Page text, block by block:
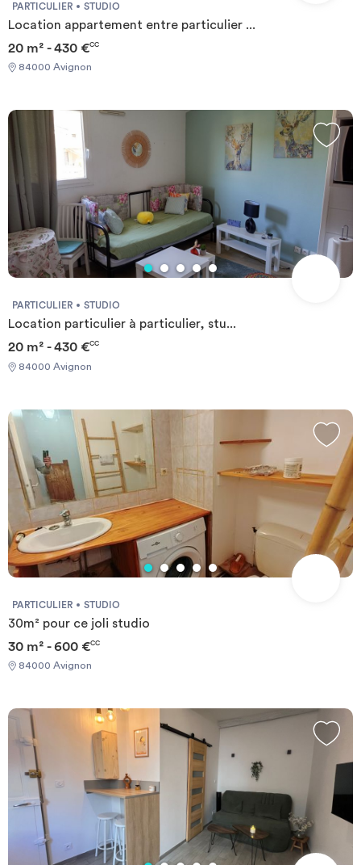
PARTICULIER STUDIO
Location appartement entre particulier ...
20 m² - 430 €CC
84000 Avignon
PARTICULIER STUDIO
Location particulier à particulier, stu...
20 m² - 430 €CC
84000 Avignon
PARTICULIER STUDIO
30m² pour ce joli studio
30 m² - 600 €CC
84000 Avignon